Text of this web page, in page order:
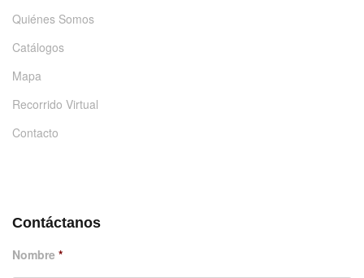
Quiénes Somos
Catálogos
Mapa
Recorrido Virtual
Contacto
Contáctanos
Nombre *